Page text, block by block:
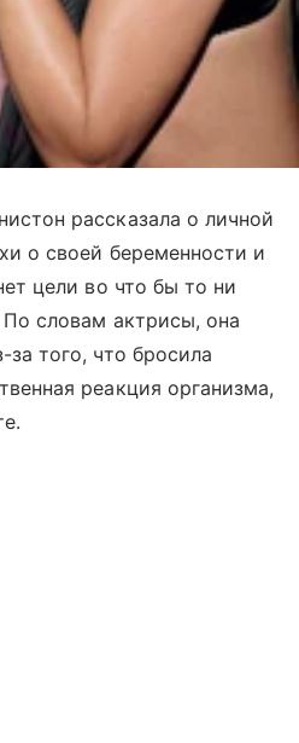
рассказала о личной
о своей беременности и
цели во что бы то ни
словам актрисы, она
за того, что бросила
реакция организма,